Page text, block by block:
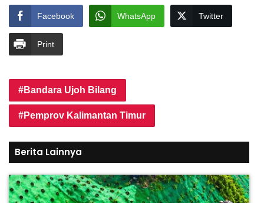
Facebook WhatsApp Twitter
Print
Bandara Ujoh Bilang
Pemprov Kalimantan Timur
Berita Lainnya